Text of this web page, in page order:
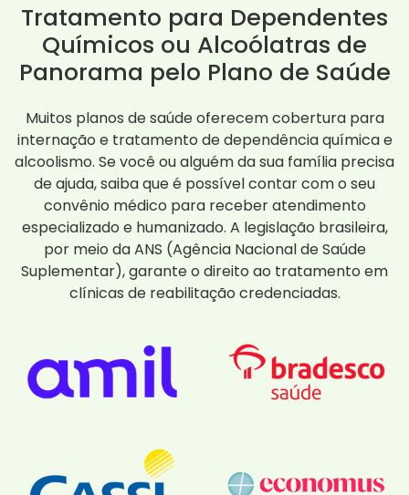
Tratamento para Dependentes
Químicos ou Alcoólatras de
Panorama pelo Plano de Saúde
Muitos planos de saúde oferecem cobertura para
internação e tratamento de dependência química e
alcoolismo. Se você ou alguém da sua família precisa
de ajuda, saiba que é possível contar com o seu
convênio médico para receber atendimento
especializado e humanizado. A legislação brasileira,
por meio da ANS (Agência Nacional de Saúde
Suplementar), garante o direito ao tratamento em
clínicas de reabilitação credenciadas.